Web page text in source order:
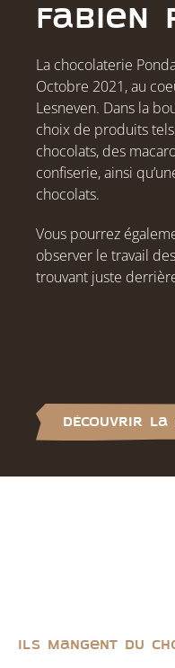
Fabien
La chocolaterie
Octobre 2021, au
Lesneven. Dans la
choix de produits
chocolats, des
confiserie, ainsi
chocolats.
Vous pourrez
observer le travail
trouvant juste
Découvrir la
Ils mangent du